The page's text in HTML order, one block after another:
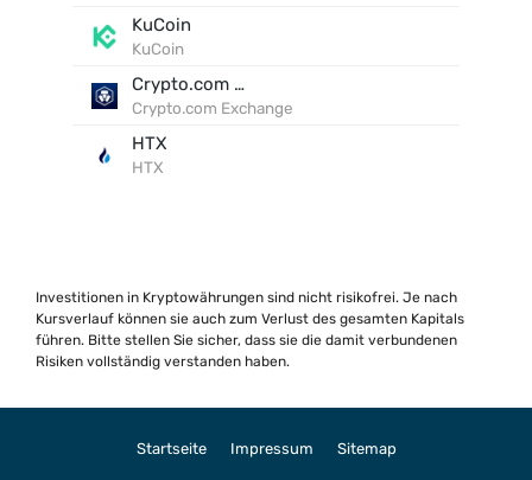
KuCoin
KuCoin
Crypto.com Exchange
Crypto.com Exchange
HTX
HTX
Investitionen in Kryptowährungen sind nicht risikofrei. Je nach
Kursverlauf können sie auch zum Verlust des gesamten Kapitals
führen. Bitte stellen Sie sicher, dass sie die damit verbundenen
Risiken vollständig verstanden haben.
Startseite Impressum Sitemap